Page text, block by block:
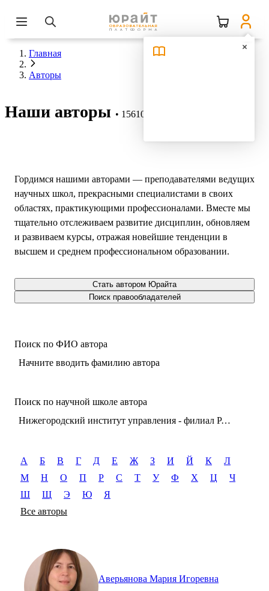
Главная
Авторы
Наши авторы 15610 авторов
Гордимся нашими авторами — преподавателями ведущих
научных школ, прекрасными специалистами в своих
областях, практикующими профессионалами. Вместе мы
тщательно отслеживаем развитие дисциплин, обновляем
и развиваем курсы, отражая новейшие тенденции в
высшем и среднем профессиональном образовании.
Стать автором Юрайта
Поиск правообладателей
Поиск по ФИО автора
Начните вводить фамилию автора
Поиск по научной школе автора
Нижегородский институт управления - филиал РАНХиГС (г. Нижний Новгород). Юридический факультет. Кафедра гражданского права и международного права
А Б В Г Д Е Ж З И Й К
Л
М
Н О П Р С Т У Ф Х Ц
Ч
Ш
Щ Э Ю
Я
Все авторы
Аверьянова Мария Игоревна